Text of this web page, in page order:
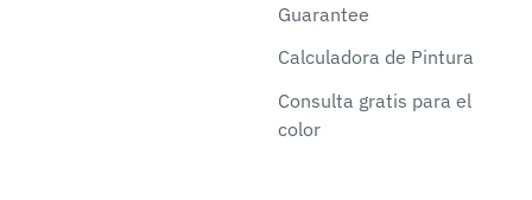
Guarantee
Calculadora de Pintura
Consulta gratis para el
color